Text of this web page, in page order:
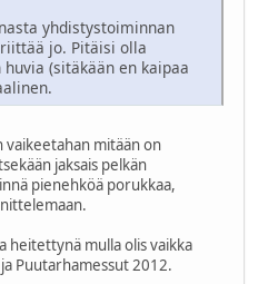
yhdistystoiminnan
jo. Pitäisi olla
(sitäkään en kaipaa
vaikeetahan mitään on
jaksais pelkän
pienehköä porukkaa,
heitettynä mulla olis vaikka
Puutarhamessut 2012.